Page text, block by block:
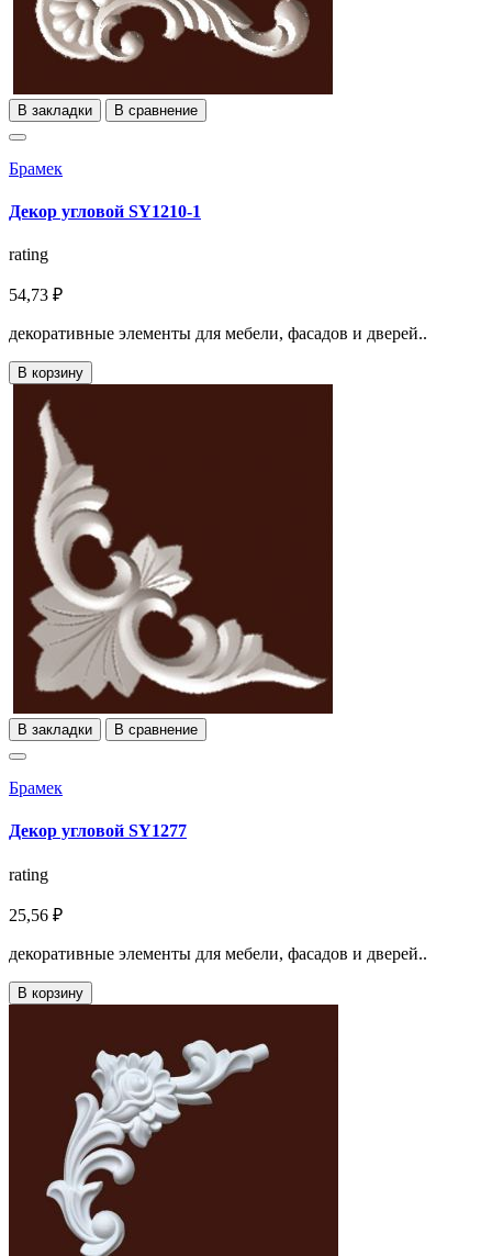
В закладки В сравнение
Брамек
Декор угловой SY1210-1
rating
54,73 ₽
декоративные элементы для мебели, фасадов и дверей..
В корзину
В закладки В сравнение
Брамек
Декор угловой SY1277
rating
25,56 ₽
декоративные элементы для мебели, фасадов и дверей..
В корзину